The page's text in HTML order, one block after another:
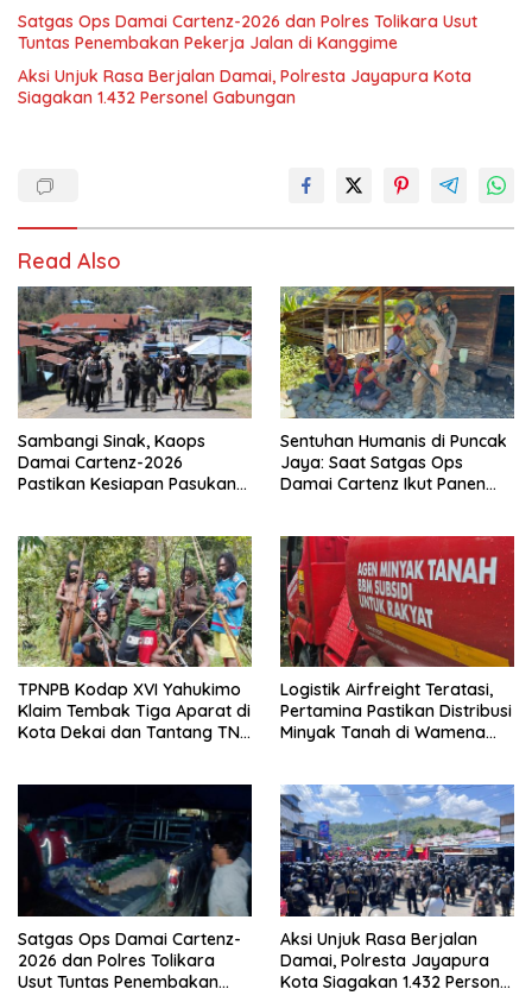
Satgas Ops Damai Cartenz-2026 dan Polres Tolikara Usut
Tuntas Penembakan Pekerja Jalan di Kanggime
Aksi Unjuk Rasa Berjalan Damai, Polresta Jayapura Kota
Siagakan 1.432 Personel Gabungan
Read Also
Sambangi Sinak, Kaops
Damai Cartenz-2026
Pastikan Kesiapan Pasukan
Sentuhan Humanis di Puncak
Jaya: Saat Satgas Ops
Damai Cartenz Ikut Panen
TPNPB Kodap XVI Yahukimo
Klaim Tembak Tiga Aparat di
Kota Dekai dan Tantang TNI-
Logistik Airfreight Teratasi,
Pertamina Pastikan Distribusi
Minyak Tanah di Wamena
Satgas Ops Damai Cartenz-
2026 dan Polres Tolikara
Usut Tuntas Penembakan
Aksi Unjuk Rasa Berjalan
Damai, Polresta Jayapura
Kota Siagakan 1.432 Personel